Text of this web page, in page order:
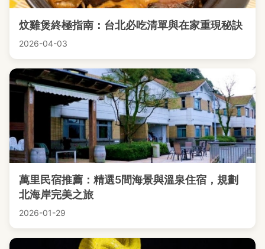
炆雞煲終極指南：台北必吃清單與在家重現秘訣
2026-04-03
萬里民宿推薦：精選5間海景與溫泉住宿，規劃
北海岸完美之旅
2026-01-29